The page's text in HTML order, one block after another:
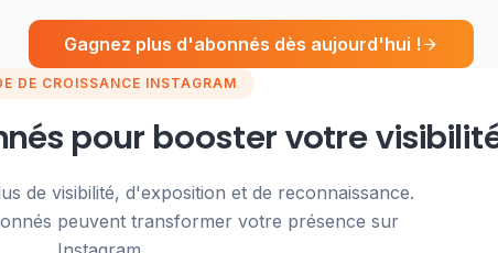
Gagnez plus d'abonnés dès aujourd'hui !
DE CROISSANCE INSTAGRAM
pour booster votre
de visibilité, d'exposition et de reconnaissance.
peuvent transformer votre présence sur